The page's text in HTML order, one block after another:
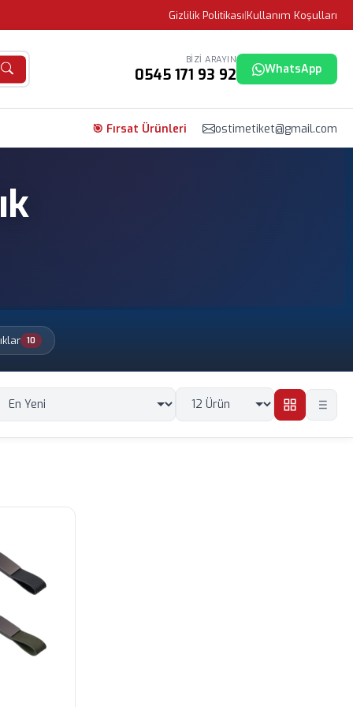
Gizlilik Politikası|Kullanım Koşulları
BIZI ARAYIN
0545 171 93 92 WhatsApp
🎯 Fırsat Ürünleri ostimetiket@gmail.com
10